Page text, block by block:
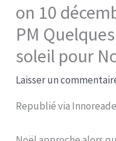
on 10
PM
soleil pour
Laisser un
Republié via